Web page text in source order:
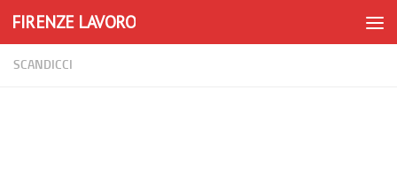
Skip to content
FIRENZE LAVORO
SCANDICCI